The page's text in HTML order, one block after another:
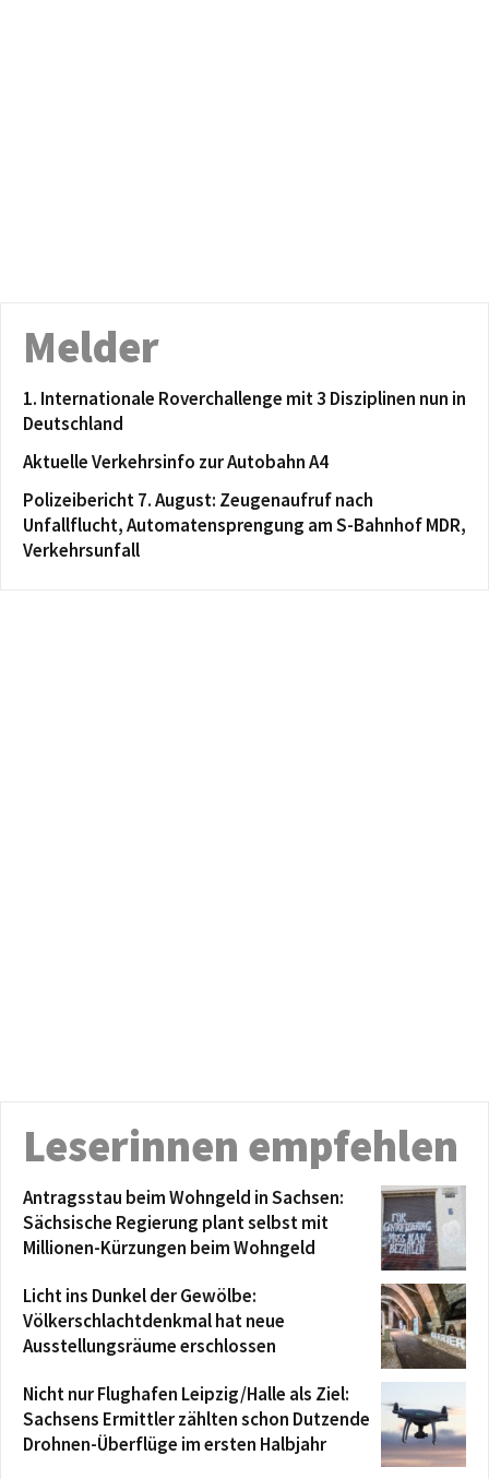
Melder
1. Internationale Roverchallenge mit 3 Disziplinen nun in
Deutschland
Aktuelle Verkehrsinfo zur Autobahn A4
Polizeibericht 7. August: Zeugenaufruf nach
Unfallflucht, Automatensprengung am S-Bahnhof MDR,
Verkehrsunfall
Leserinnen empfehlen
Antragsstau beim Wohngeld in Sachsen:
Sächsische Regierung plant selbst mit
Millionen-Kürzungen beim Wohngeld
Licht ins Dunkel der Gewölbe:
Völkerschlachtdenkmal hat neue
Ausstellungsräume erschlossen
Nicht nur Flughafen Leipzig/Halle als Ziel:
Sachsens Ermittler zählten schon Dutzende
Drohnen-Überflüge im ersten Halbjahr